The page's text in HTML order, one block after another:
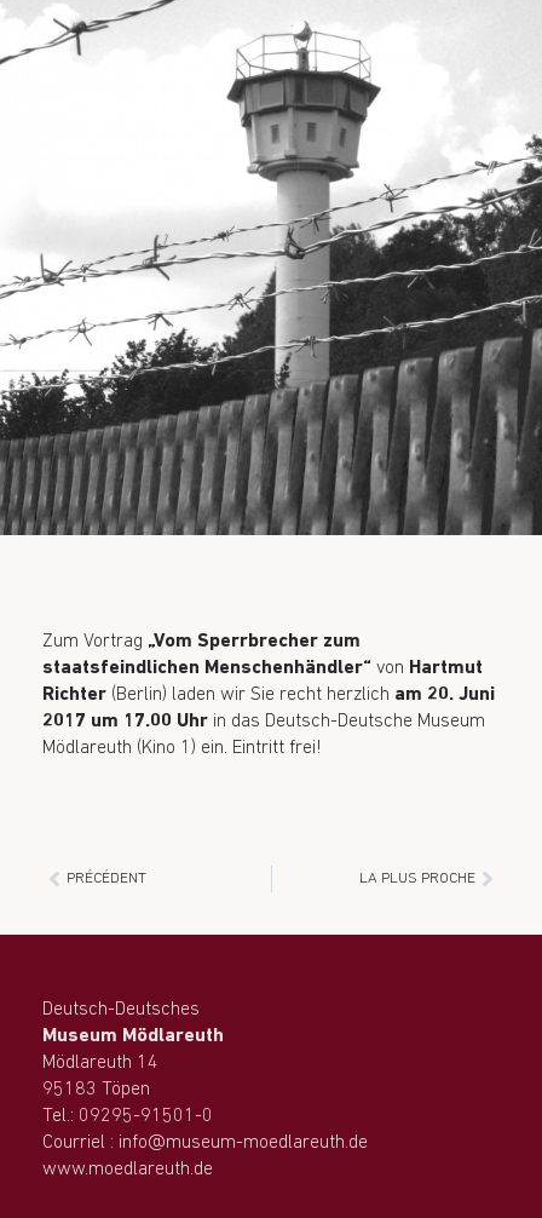
Zum Vortrag „Vom Sperrbrecher zum
staatsfeindlichen Menschenhändler“ von Hartmut
Richter (Berlin) laden wir Sie recht herzlich am 20. Juni
2017 um 17.00 Uhr in das Deutsch-Deutsche Museum
Mödlareuth (Kino 1) ein. Eintritt frei!
PRÉCÉDENT LA PLUS PROCHE
Deutsch-Deutsches
Museum Mödlareuth
Mödlareuth 14
95183 Töpen
Tel.: 09295-91501-0
Courriel : info@museum-moedlareuth.de
www.moedlareuth.de